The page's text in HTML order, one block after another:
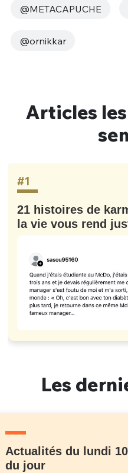
@METACAPUCHE
@ornikkar
Articles
#1
21 histoires de
la vie vous rend
Les
Actualités du lundi
du jour